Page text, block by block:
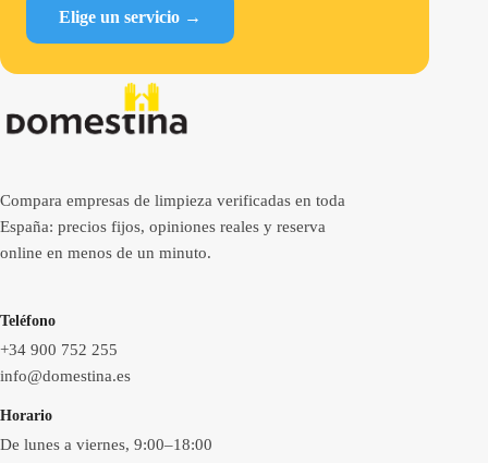
Elige un servicio →
Compara empresas de limpieza verificadas en toda
España: precios fijos, opiniones reales y reserva
online en menos de un minuto.
Teléfono
+34 900 752 255
info@domestina.es
Horario
De lunes a viernes, 9:00–18:00